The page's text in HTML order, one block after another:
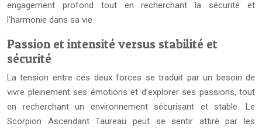
engagement profond tout en recherchant la sécurité et
l’harmonie dans sa vie.
Passion et intensité versus stabilité et
sécurité
La tension entre ces deux forces se traduit par un besoin de
vivre pleinement ses émotions et d’explorer ses passions, tout
en recherchant un environnement sécurisant et stable. Le
Scorpion Ascendant Taureau peut se sentir attiré par les